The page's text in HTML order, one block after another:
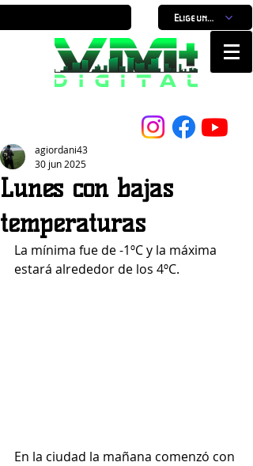
Elige un horario
Lunes con bajas
temperaturas
agiordani43
30 jun 2025
La mínima fue de -1ºC y la máxima
estará alrededor de los 4ºC.
En la ciudad la mañana comenzó con